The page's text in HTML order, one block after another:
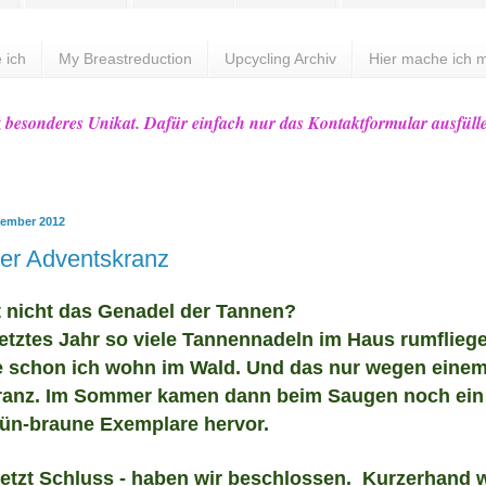
ich My Breastreduction Upcycling Archiv Hier mache ich
Unikat. Dafür einfach nur das Kontaktformular
2012
Adventskranz
nicht das Genadel der Tannen?
Jahr so viele Tannennadeln im Haus rumf
schon ich wohn im Wald. Und das nur wegen
Im Sommer kamen dann beim Saugen noch
ün-braune Exemplare hervor.
Schluss - haben wir beschlossen. Kurzerhand